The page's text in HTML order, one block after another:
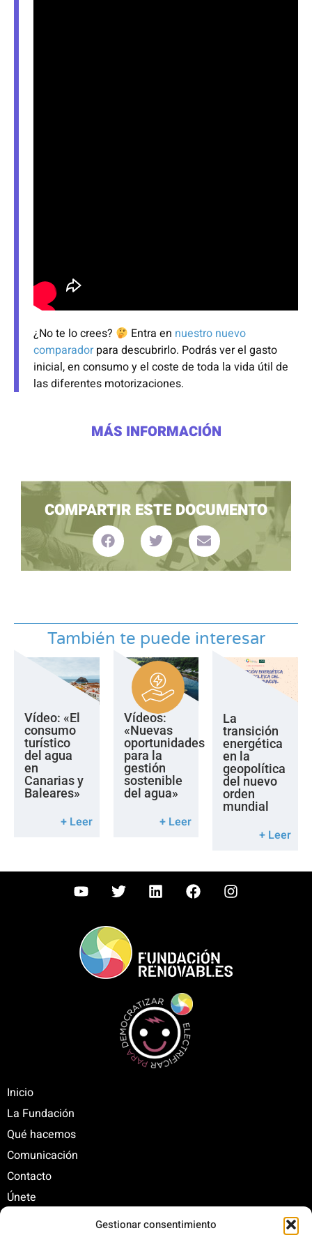
Gestionar consentimiento
MÁS INFORMACIÓN
COMPARTIR ESTE DOCUMENTO
¿No te lo crees? Entra en nuestro nuevo
comparadorpara descubrirlo. Podrás ver el gasto
inicial, en consumo y el coste de toda la vida útil de
las diferentes motorizaciones.
También te puede interesar
Vídeo: «El
consumo
turístico
del agua
en
Canarias y
Baleares»
+ Leer
Vídeos:
«Nuevas
oportunidades
para la
gestión
sostenible
del agua»
+ Leer
La
transición
energética
en la
geopolítica
del nuevo
orden
mundial
+ Leer
Inicio
La Fundación
Qué hacemos
Comunicación
Contacto
Únete